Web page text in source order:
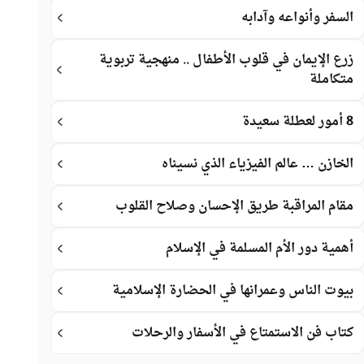
السفر وأنواعه وآدابه
زرع الإيمان في قلوب الأطفال .. منهجية تربوية
متكاملة
8 أمور لعطلة سعيدة
الخازن … عالم الفيزياء الذي نسيناه
مقام المراقبة طريق الإحسان وصلاح القلوب
أهمية دور الأم المسلمة في الإسلام
بيوت الناس وعمرانها في الحضارة الإسلامية
كتاب فن الاستمتاع في الأسفار والرحلات